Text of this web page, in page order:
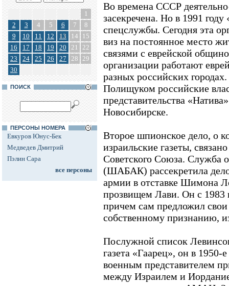
1
2
3 4 5 6 7
8
9
10 11 12 13 14
15
16
17 18 19 20 21
22
23
24 25 26 27 28 29
30
ПОИСК
ПЕРСОНЫ НОМЕРА
Евкуров Юнус-Бек
Медведев Дмитрий
Пэлин Сара
все персоны
Во времена СССР
засекречена. Но в 1991 году
спецслужбы. Сегодня эта
виз на постоянное место
связями с еврейской
организации работают
разных российских
Полищуком российские
представительства
Новосибирске.
Второе шпионское дело, о
израильские газеты,
Советского Союза. Служба
(ШАБАК) рассекретила
армии в отставке Шимона
прозвищем Лави. Он с 1983
причем сам предложил свои
собственному признанию,
Послужной список
газета «Гаарец», он в
военным представителем
между Израилем и